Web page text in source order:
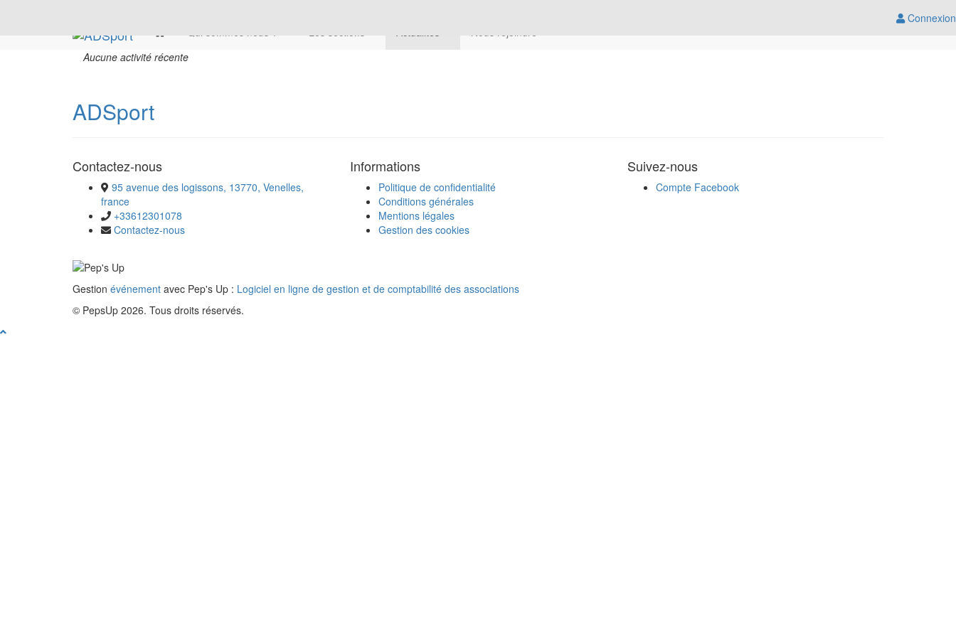
Connexion
Qui sommes nous ?
Les sections Actualités
Nous rejoindre
Aucune activité récente
ADSport
Contactez-nous
95 avenue des logissons, 13770, Venelles,
france
+33612301078
Contactez-nous
Informations
Politique de confidentialité
Conditions générales
Mentions légales
Gestion des cookies
Suivez-nous
Compte Facebook
Gestion événement avec Pep's Up : Logiciel en ligne de gestion et de comptabilité des associations
© PepsUp 2026. Tous droits réservés.